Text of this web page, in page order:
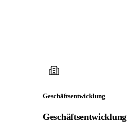
Geschäftsentwicklung
Geschäftsentwicklung